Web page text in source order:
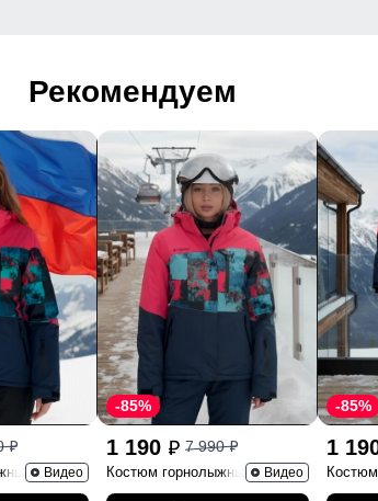
Рекомендуем
p
02395R
Видео
1 190 p 7 990p
-85%
Костюм горнолыжный 0005R
Видео
1
-85%